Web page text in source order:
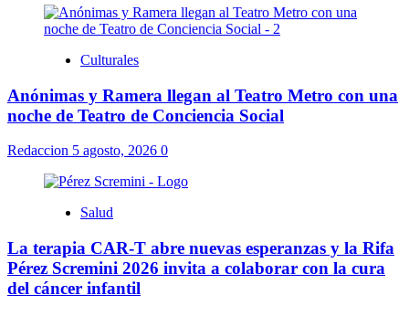
Culturales
Anónimas y Ramera llegan al Teatro Metro con una
noche de Teatro de Conciencia Social
Redaccion 5 agosto, 2026 0
Salud
La terapia CAR-T abre nuevas esperanzas y la Rifa
Pérez Scremini 2026 invita a colaborar con la cura
del cáncer infantil